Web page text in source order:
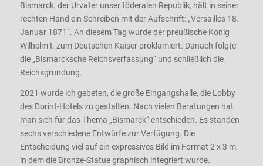
Bismarck, der Urvater unser föderalen Republik, hält in seiner
rechten Hand ein Schreiben mit der Aufschrift: „Versailles 18.
Januar 1871“. An diesem Tag wurde der preußische König
Wilhelm I. zum Deutschen Kaiser proklamiert. Danach folgte
die „Bismarcksche Reichsverfassung“ und schließlich die
Reichsgründung.
2021 wurde ich gebeten, die große Eingangshalle, die Lobby
des Dorint-Hotels zu gestalten. Nach vielen Beratungen hat
man sich für das Thema „Bismarck“ entschieden. Es standen
sechs verschiedene Entwürfe zur Verfügung. Die
Entscheidung viel auf ein expressives Bild im Format 2 x 3 m,
in dem die Bronze-Statue graphisch integriert wurde.